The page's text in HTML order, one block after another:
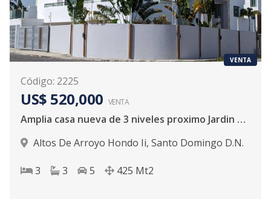
VENTA
Código: 2225
US$ 520,000 VENTA
Amplia casa nueva de 3 niveles proximo Jardin Botanico
Altos De Arroyo Hondo Ii, Santo Domingo D.N.
3 3 5 425 Mt2